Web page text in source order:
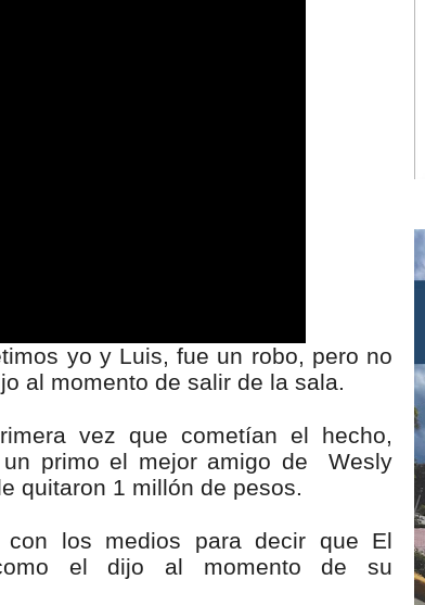
yo y Luis, fue un robo, pero no
al momento de salir de la sala.
vez que cometían el hecho,
primo el mejor amigo de Wesly
quitaron 1 millón de pesos.
con los medios para decir que El
el dijo al momento de su